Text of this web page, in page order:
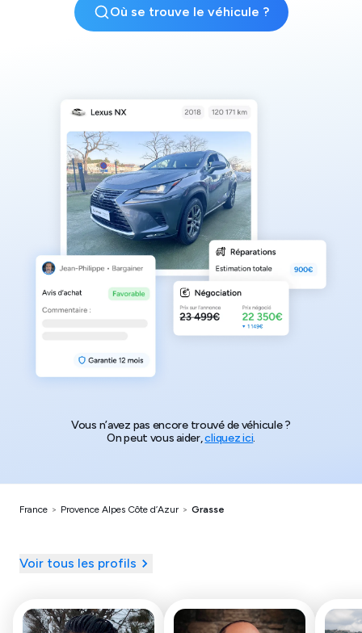
Où se trouve le véhicule ?
Vous n’avez pas encore trouvé de véhicule ?
On peut vous aider,cliquez ici.
France > Provence Alpes Côte d’Azur > Grasse
Voir tous les profils